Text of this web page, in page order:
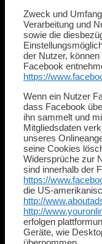
Zweck und
Verarbeitung und
sowie die
der Nutzer,
Facebook
https://
Wenn ein Nutzer
dass Facebook
ihn sammelt und
Mitgliedsdaten
unseres
seine Cookies
Widersprüche zur
sind innerhalb der
https://
die US-
http://
http://
erfolgen
Geräte, wie